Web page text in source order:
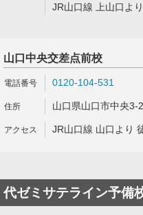
JR山口線 上山口よ
山口中央交差点前校
0120-104-531
山口県山口市中央3-
JR山口線 山口より
代ゼミサテライン予備